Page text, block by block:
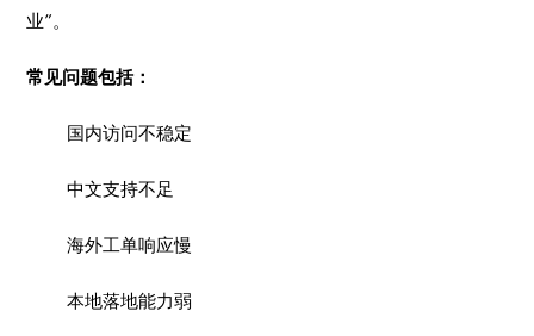
业”。
常见问题包括：
国内访问不稳定
中文支持不足
海外工单响应慢
本地落地能力弱